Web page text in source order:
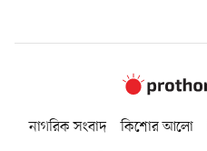
নাগরিক সংবাদ কিশোর আলো